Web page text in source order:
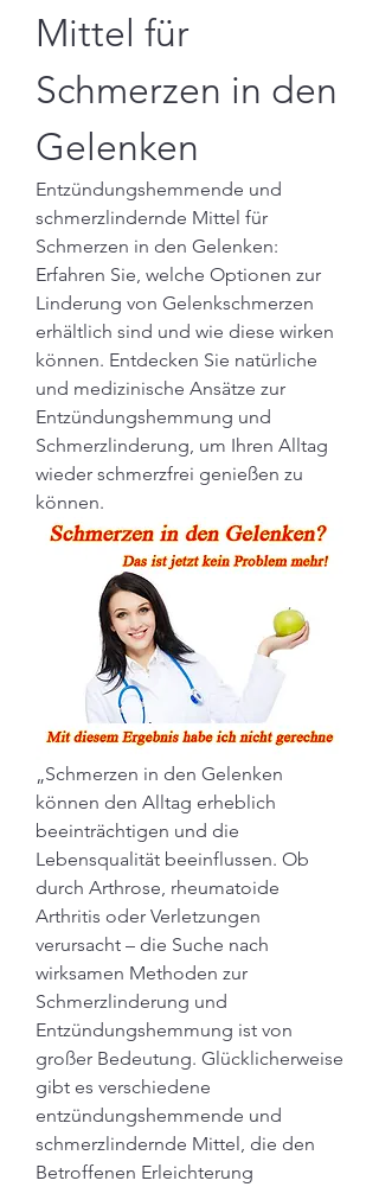
Mittel für
Schmerzen in den
Gelenken
Entzündungshemmende und
schmerzlindernde Mittel für
Schmerzen in den Gelenken:
Erfahren Sie, welche Optionen zur
Linderung von Gelenkschmerzen
erhältlich sind und wie diese wirken
können. Entdecken Sie natürliche
und medizinische Ansätze zur
Entzündungshemmung und
Schmerzlinderung, um Ihren Alltag
wieder schmerzfrei genießen zu
können.
„Schmerzen in den Gelenken
können den Alltag erheblich
beeinträchtigen und die
Lebensqualität beeinflussen. Ob
durch Arthrose, rheumatoide
Arthritis oder Verletzungen
verursacht – die Suche nach
wirksamen Methoden zur
Schmerzlinderung und
Entzündungshemmung ist von
großer Bedeutung. Glücklicherweise
gibt es verschiedene
entzündungshemmende und
schmerzlindernde Mittel, die den
Betroffenen Erleichterung